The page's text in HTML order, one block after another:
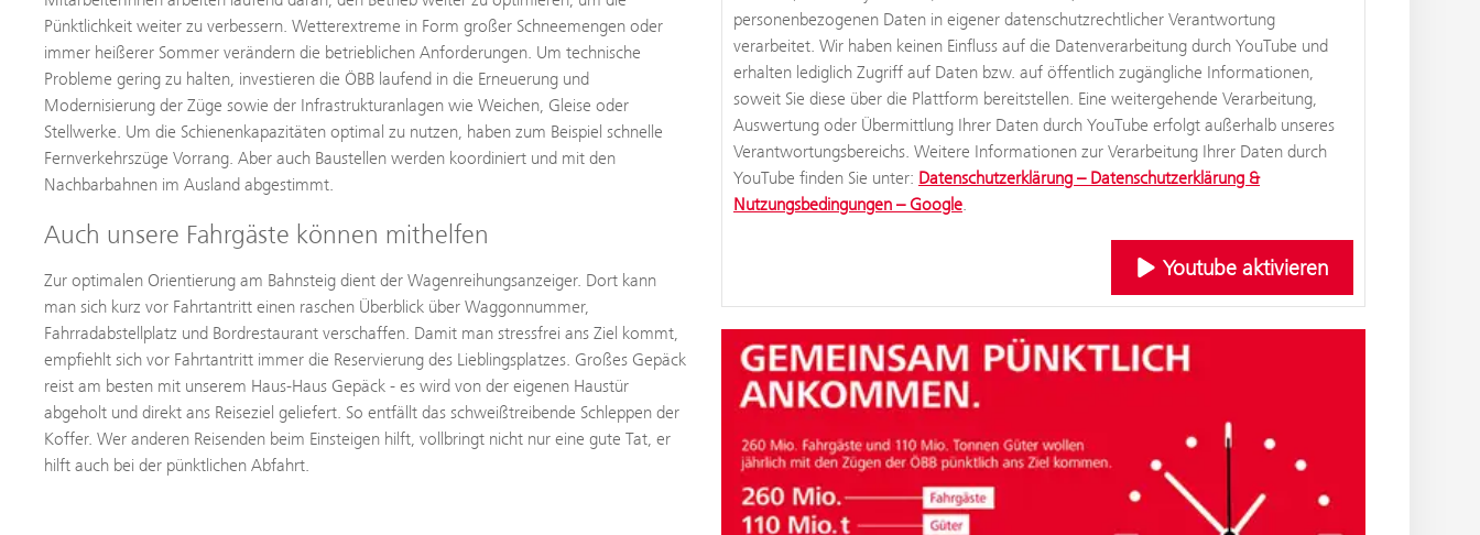
Pünktlichkeit weiter zu verbessern. Wetterextreme in Form großer Schneemengen oder
immer heißerer Sommer verändern die betrieblichen Anforderungen. Um technische
Probleme gering zu halten, investieren die ÖBB laufend in die Erneuerung und
Modernisierung der Züge sowie der Infrastrukturanlagen wie Weichen, Gleise oder
Stellwerke. Um die Schienenkapazitäten optimal zu nutzen, haben zum Beispiel schnelle
Fernverkehrszüge Vorrang. Aber auch Baustellen werden koordiniert und mit den
Nachbarbahnen im Ausland abgestimmt.
Auch unsere Fahrgäste können mithelfen
Zur optimalen Orientierung am Bahnsteig dient der Wagenreihungsanzeiger. Dort kann
man sich kurz vor Fahrtantritt einen raschen Überblick über Waggonnummer,
Fahrradabstellplatz und Bordrestaurant verschaffen. Damit man stressfrei ans Ziel kommt,
empfiehlt sich vor Fahrtantritt immer die Reservierung des Lieblingsplatzes. Großes Gepäck
reist am besten mit unserem Haus-Haus Gepäck - es wird von der eigenen Haustür
abgeholt und direkt ans Reiseziel geliefert. So entfällt das schweißtreibende Schleppen der
Koffer. Wer anderen Reisenden beim Einsteigen hilft, vollbringt nicht nur eine gute Tat, er
hilft auch bei der pünktlichen Abfahrt.
personenbezogenen Daten in eigener datenschutzrechtlicher Verantwortung
verarbeitet. Wir haben keinen Einfluss auf die Datenverarbeitung durch YouTube und
erhalten lediglich Zugriff auf Daten bzw. auf öffentlich zugängliche Informationen,
soweit Sie diese über die Plattform bereitstellen. Eine weitergehende Verarbeitung,
Auswertung oder Übermittlung Ihrer Daten durch YouTube erfolgt außerhalb unseres
Verantwortungsbereichs. Weitere Informationen zur Verarbeitung Ihrer Daten durch
YouTube finden Sie unter: Datenschutzerklärung – Datenschutzerklärung &
Nutzungsbedingungen – Google.
Youtube aktivieren